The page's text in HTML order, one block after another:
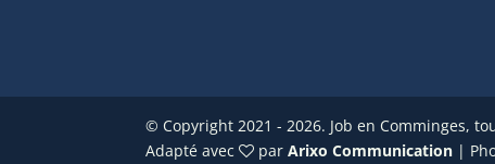
© Copyright 2021 - 2026. Job en Comminges,
Adapté avec
parArixo Communication |